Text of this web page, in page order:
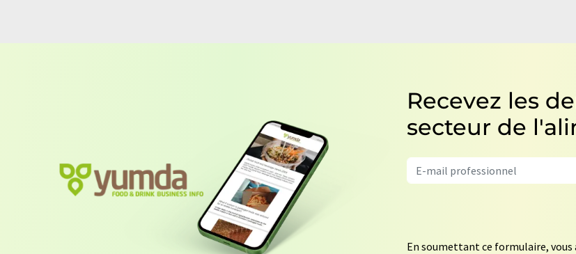
Recevez les
secteur de
En soumettant ce formulaire, vous